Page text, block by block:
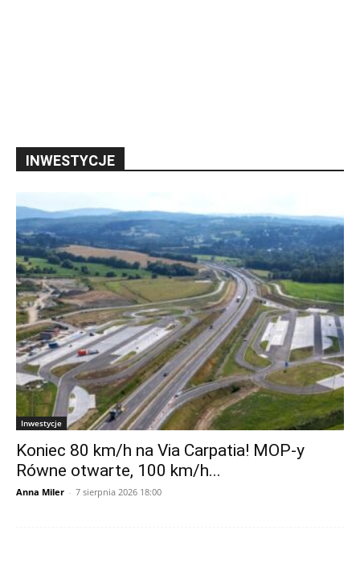
INWESTYCJE
Inwestycje
Koniec 80 km/h na Via Carpatia! MOP-y
Równe otwarte, 100 km/h...
Anna Miler - 7 sierpnia 2026 18:00